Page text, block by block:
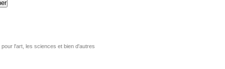
pour l'art, les sciences et bien d'autres